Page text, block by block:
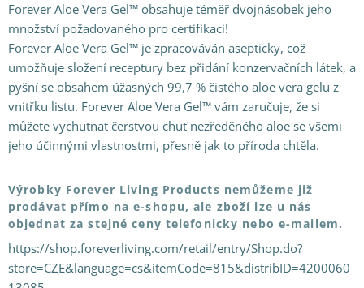
Forever Aloe Vera Gel™ obsahuje téměř dvojnásobek jeho
množství požadovaného pro certifikaci!
Forever Aloe Vera Gel™ je zpracováván asepticky, což
umožňuje složení receptury bez přidání konzervačních látek, a
pyšní se obsahem úžasných 99,7 % čistého aloe vera gelu z
vnitřku listu. Forever Aloe Vera Gel™ vám zaručuje, že si
můžete vychutnat čerstvou chuť nezředěného aloe se všemi
jeho účinnými vlastnostmi, přesně jak to příroda chtěla.
Výrobky Forever Living Products nemůžeme již
prodávat přímo na e-shopu, ale zboží lze u nás
objednat za stejné ceny telefonicky nebo e-mailem.
https://shop.foreverliving.com/retail/entry/Shop.do?
store=CZE&language=cs&itemCode=815&distribID=4200060